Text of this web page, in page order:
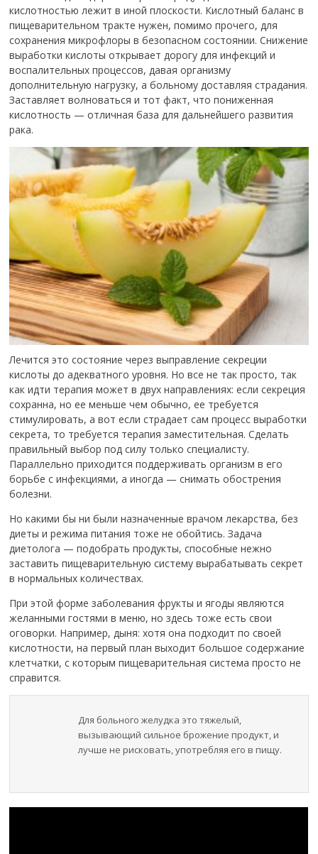
кислотностью лежит в иной плоскости. Кислотный баланс в
пищеварительном тракте нужен, помимо прочего, для
сохранения микрофлоры в безопасном состоянии. Снижение
выработки кислоты открывает дорогу для инфекций и
воспалительных процессов, давая организму
дополнительную нагрузку, а больному доставляя страдания.
Заставляет волноваться и тот факт, что пониженная
кислотность — отличная база для дальнейшего развития
рака.
Лечится это состояние через выправление секреции
кислоты до адекватного уровня. Но все не так просто, так
как идти терапия может в двух направлениях: если секреция
сохранна, но ее меньше чем обычно, ее требуется
стимулировать, а вот если страдает сам процесс выработки
секрета, то требуется терапия заместительная. Сделать
правильный выбор под силу только специалисту.
Параллельно приходится поддерживать организм в его
борьбе с инфекциями, а иногда — снимать обострения
болезни.
Но какими бы ни были назначенные врачом лекарства, без
диеты и режима питания тоже не обойтись. Задача
диетолога — подобрать продукты, способные нежно
заставить пищеварительную систему вырабатывать секрет
в нормальных количествах.
При этой форме заболевания фрукты и ягоды являются
желанными гостями в меню, но здесь тоже есть свои
оговорки. Например, дыня: хотя она подходит по своей
кислотности, на первый план выходит большое содержание
клетчатки, с которым пищеварительная система просто не
справится.
Для больного желудка это тяжелый,
вызывающий сильное брожение продукт, и
лучше не рисковать, употребляя его в пищу.